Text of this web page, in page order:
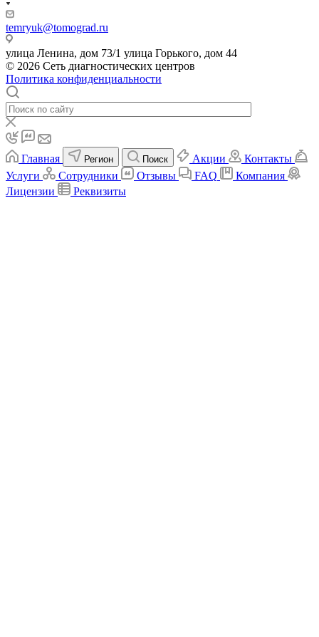
temryuk@tomograd.ru
улица Ленина, дом 73/1 улица Горького, дом 44
© 2026 Сеть диагностических центров
Политика конфиденциальности
Главная Регион Поиск Акции
Контакты
Услуги
Сотрудники Отзывы FAQ
Компания
Лицензии
Реквизиты